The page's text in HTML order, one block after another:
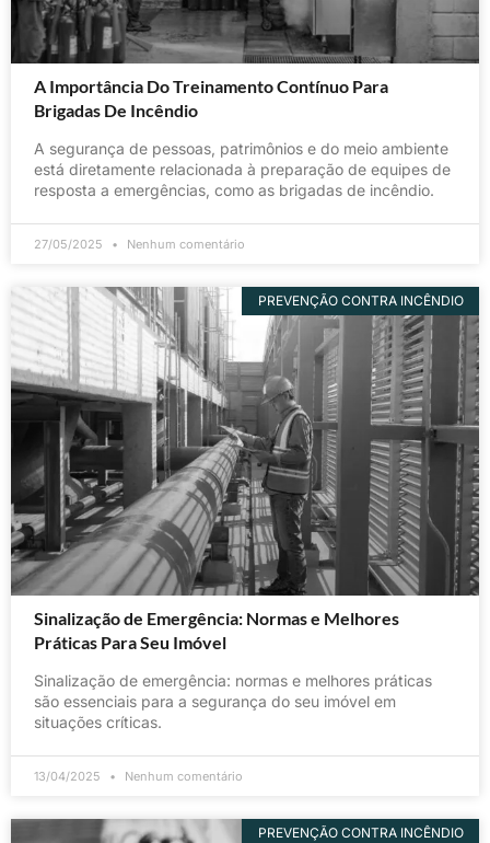
A Importância Do Treinamento Contínuo Para
Brigadas De Incêndio
A segurança de pessoas, patrimônios e do meio ambiente
está diretamente relacionada à preparação de equipes de
resposta a emergências, como as brigadas de incêndio.
27/05/2025 Nenhum comentário
PREVENÇÃO CONTRA INCÊNDIO
Sinalização de Emergência: Normas e Melhores
Práticas Para Seu Imóvel
Sinalização de emergência: normas e melhores práticas
são essenciais para a segurança do seu imóvel em
situações críticas.
13/04/2025 Nenhum comentário
PREVENÇÃO CONTRA INCÊNDIO